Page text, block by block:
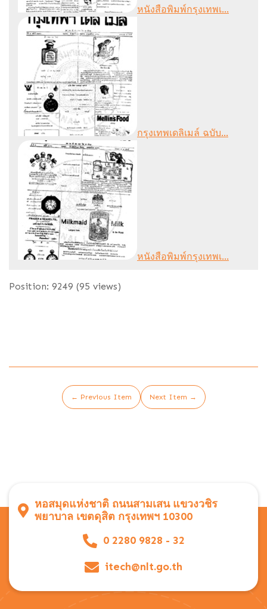
หนังสือพิมพ์กรุงเทพเ...
กรุงเทพเดลิเมล์ ฉบับ...
หนังสือพิมพ์กรุงเทพเ...
Position: 9249 (95 views)
← Previous Item Next Item →
หอสมุดแห่งชาติ ถนนสามเสน แขวงวชิร
พยาบาล เขตดุสิต กรุงเทพฯ 10300
0 2280 9828 - 32
itech@nlt.go.th